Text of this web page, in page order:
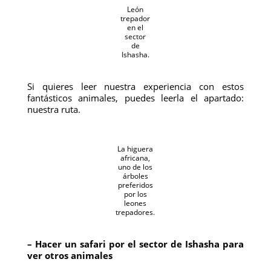
León
trepador
en el
sector
de
Ishasha.
Si quieres leer nuestra experiencia con estos
fantásticos animales, puedes leerla el apartado:
nuestra ruta.
La higuera
africana,
uno de los
árboles
preferidos
por los
leones
trepadores.
– Hacer un safari por el sector de Ishasha para
ver otros animales